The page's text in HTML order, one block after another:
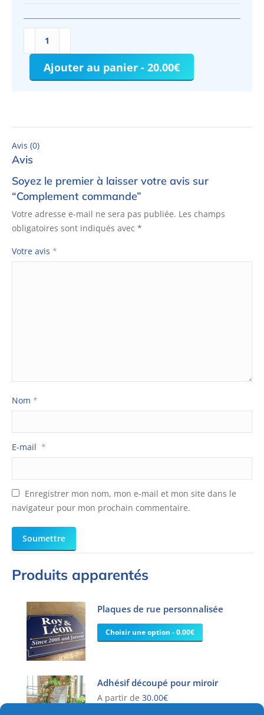
Complement
commande
Ajouter au panier - 20.00€
Avis (0)
Avis
Soyez le premier à laisser votre avis sur
“Complement commande”
Votre adresse e-mail ne sera pas publiée. Les champs
obligatoires sont indiqués avec *
Votre avis *
Nom *
E-mail *
Enregistrer mon nom, mon e-mail et mon site dans le
navigateur pour mon prochain commentaire.
Produits apparentés
Plaques de rue personnalisée
Choisir une option - 0.00€
Adhésif découpé pour miroir
A partir de 30.00€